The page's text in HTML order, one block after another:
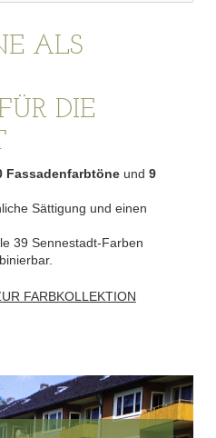
ALS
DIE
Fassadenfarbtöneund 9
Sättigung und einen
39 Sennestadt-Farben
FARBKOLLEKTION